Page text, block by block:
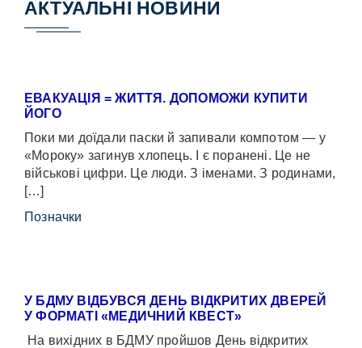
АКТУАЛЬНІ НОВИНИ
ЕВАКУАЦІЯ = ЖИТТЯ. ДОПОМОЖИ КУПИТИ
ЙОГО
Поки ми доїдали паски й запивали компотом — у
«Мороку» загинув хлопець. І є поранені. Це не
військові цифри. Це люди. З іменами. З родинами,
[…]
Позначки
У БДМУ ВІДБУВСЯ ДЕНЬ ВІДКРИТИХ ДВЕРЕЙ
У ФОРМАТІ «МЕДИЧНИЙ КВЕСТ»
На вихідних в БДМУ пройшов День відкритих